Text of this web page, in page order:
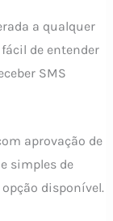
a qualquer
de entender
SMS
aprovação de
simples de
disponível.